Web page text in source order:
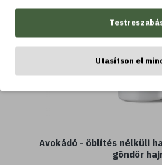
Avokádó - öblítés nélküli
göndör
Utasítson el